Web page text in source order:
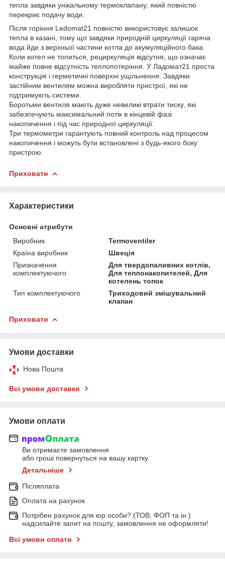
тепла завдяки унікальному термоклапану, який повністю
перекриє подачу води.
Після горіння Ledomat21 повністю використовує залишок
тепла в казані, тому що завдяки природній циркуляції гаряча
вода йде з верхньої частини котла до акумуляційного бака.
Коли котел не топиться, рециркуляція відсутня, що означає
майже повне відсутність теплопотеріння. У Ладомат21 проста
конструкція і герметичні поверхні ущільнення. Завдяки
застійним вентилям можна виробляти пристрої, які не
підтримують системи.
Боротьми вентиля мають дуже невеликі втрати тиску, які
забезпечують максимальний потік в кінцевій фазі
накопичення і під час природної циркуляції.
Три термометри гарантують повний контроль над процесом
накопичення і можуть бути встановлені з будь-якого боку
пристрою.
Приховати
Характеристики
Основні атрибути
Виробник
Termoventiler
Країна виробник
Швеція
Призначення
комплектуючого
Для твердопаливних котлів,
Для теплонакопителей, Для
котелень топок
Тип комплектуючого
Триходовий змішувальний
клапан
Приховати
Умови доставки
Нова Пошта
Всі умови доставки
Умови оплати
Ви отримаєте замовлення
або гроші повернуться на вашу картку
Детальніше
Післяплата
Оплата на рахунок
Потрібен рахунок для юр.особи? (ТОВ, ФОП та ін.)
надсилайте запит на пошту, замовлення не оформляти!
Всі умови оплати